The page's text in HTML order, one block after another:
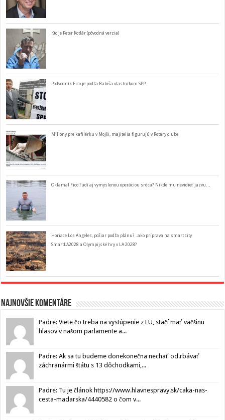
Kto je Peter Kotlár (pôvodná verzia)
Podvodník Fico je podľa Babiša vlastníkom SPP
Milióny pre kafilérku v Mojši, majitelia figurujú v Rotary clube
Oklamal Fico ľudí aj vymyslenou operáciou srdca? Nikde mu nevidieť jazvu…
Horiace Los Angeles, požiar podľa plánu? ..ako príprava na smart city
SmartLA2028 a Olympijské hry v LA 2028?
Najnovšie komentáre
Padre: Viete čo treba na vystúpenie z EU, stačí mať väčšinu
hlasov v našom parlamente a...
Padre: Ak sa tu budeme donekonečna nechať od.rbávať
záchranármi štátu s 13 dôchodkami,...
Padre: Tu je článok https://www.hlavnespravy.sk/caka-nas-
cesta-madarska/4440582 o čom v...